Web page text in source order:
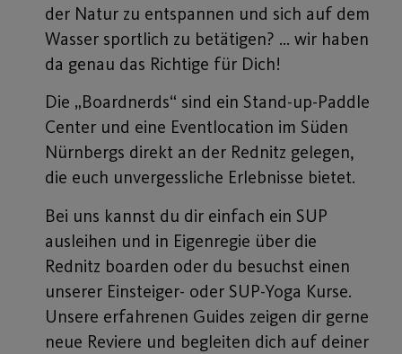
der Natur zu entspannen und sich auf dem
Wasser sportlich zu betätigen? … wir haben
da genau das Richtige für Dich!
Die „Boardnerds“ sind ein Stand-up-Paddle
Center und eine Eventlocation im Süden
Nürnbergs direkt an der Rednitz gelegen,
die euch unvergessliche Erlebnisse bietet.
Bei uns kannst du dir einfach ein SUP
ausleihen und in Eigenregie über die
Rednitz boarden oder du besuchst einen
unserer Einsteiger- oder SUP-Yoga Kurse.
Unsere erfahrenen Guides zeigen dir gerne
neue Reviere und begleiten dich auf deiner